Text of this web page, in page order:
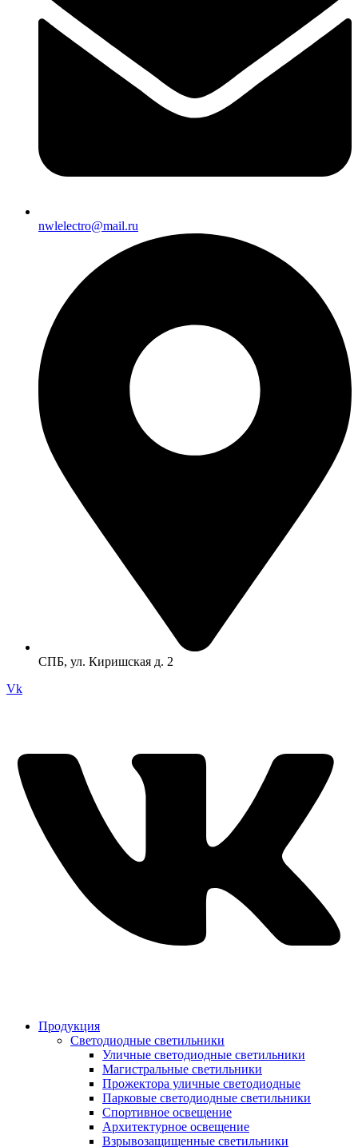
nwlelectro@mail.ru
СПБ, ул. Киришская д. 2
Vk
Продукция
Светодиодные светильники
Уличные светодиодные светильники
Магистральные светильники
Прожектора уличные светодиодные
Парковые светодиодные светильники
Спортивное освещение
Архитектурное освещение
Взрывозащищенные светильники